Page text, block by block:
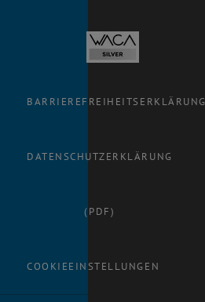
BARRIEREFREIHEITSERKLÄRUNG
DATENSCHUTZERKLÄRUNG
(PDF)
COOKIEEINSTELLUNGEN